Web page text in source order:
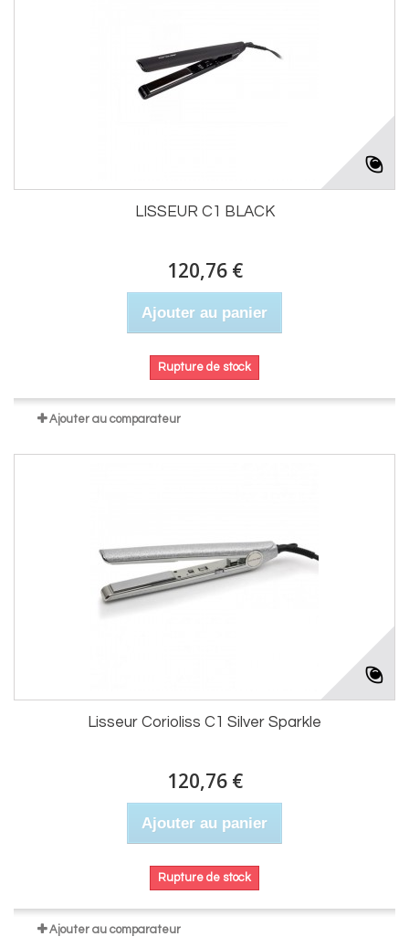
LISSEUR C1 BLACK
120,76 €
Ajouter au panier
Rupture de stock
Ajouter au comparateur
Lisseur Corioliss C1 Silver Sparkle
120,76 €
Ajouter au panier
Rupture de stock
Ajouter au comparateur